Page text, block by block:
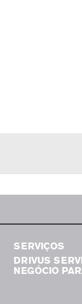
SERVIÇOS
DRIVUS
NEGÓCIO